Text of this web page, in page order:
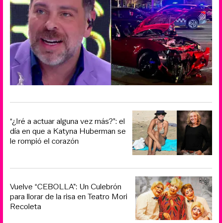
“¿Iré a actuar alguna vez más?”: el
día en que a Katyna Huberman se
le rompió el corazón
Vuelve “CEBOLLA”: Un Culebrón
para llorar de la risa en Teatro Mori
Recoleta